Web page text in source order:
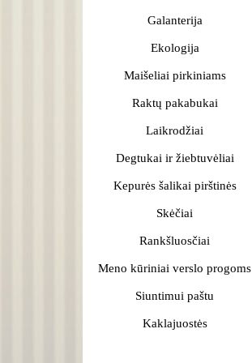
Galanterija
Ekologija
Maišeliai pirkiniams
Raktų pakabukai
Laikrodžiai
Degtukai ir žiebtuvėliai
Kepurės šalikai pirštinės
Skėčiai
Rankšluosčiai
Meno kūriniai verslo progoms
Siuntimui paštu
Kaklajuostės